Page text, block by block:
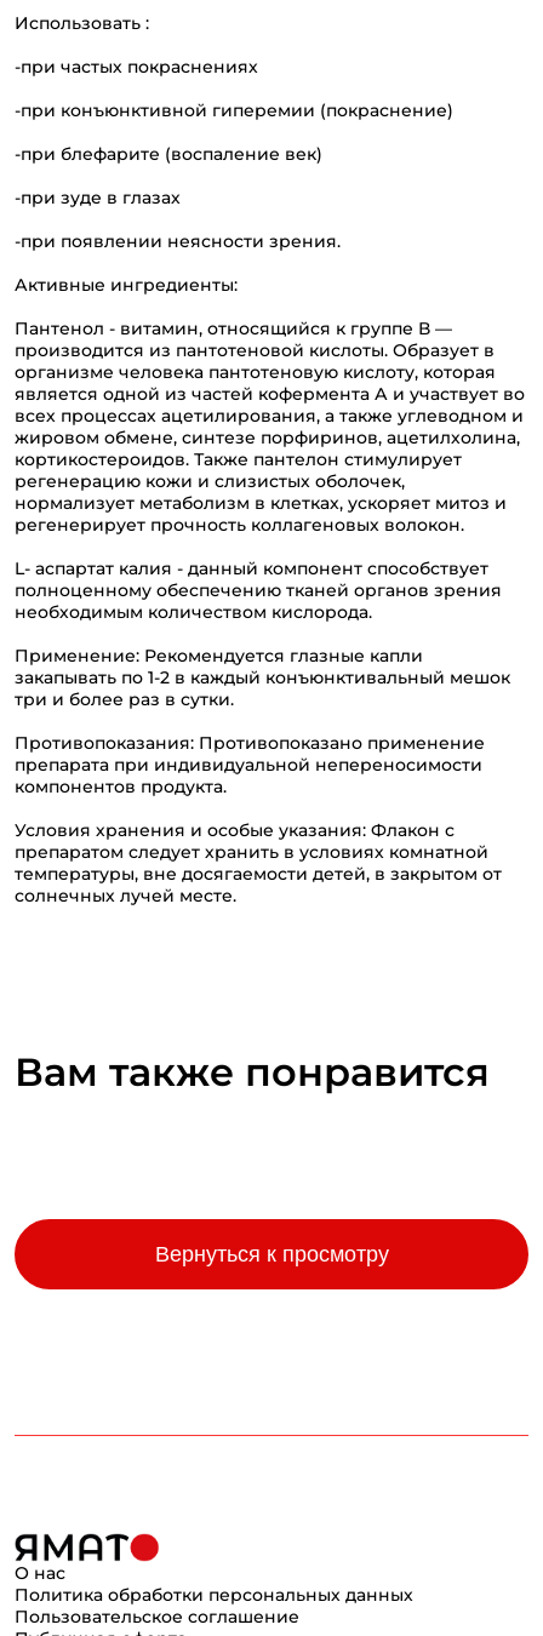
Использовать :
-при частых покраснениях
-при конъюнктивной гиперемии (покраснение)
-при блефарите (воспаление век)
-при зуде в глазах
-при появлении неясности зрения.
Активные ингредиенты:
Пантенол - витамин, относящийся к группе В —
производится из пантотеновой кислоты. Образует в
организме человека пантотеновую кислоту, которая
является одной из частей кофермента А и участвует во
всех процессах ацетилирования, а также углеводном и
жировом обмене, синтезе порфиринов, ацетилхолина,
кортикостероидов. Также пантелон стимулирует
регенерацию кожи и слизистых оболочек,
нормализует метаболизм в клетках, ускоряет митоз и
регенерирует прочность коллагеновых волокон.
L- аспартат калия - данный компонент способствует
полноценному обеспечению тканей органов зрения
необходимым количеством кислорода.
Применение: Рекомендуется глазные капли
закапывать по 1-2 в каждый конъюнктивальный мешок
три и более раз в сутки.
Противопоказания: Противопоказано применение
препарата при индивидуальной непереносимости
компонентов продукта.
Условия хранения и особые указания: Флакон с
препаратом следует хранить в условиях комнатной
температуры, вне досягаемости детей, в закрытом от
солнечных лучей месте.
Вам также понравится
Вернуться к просмотру
О нас
Политика обработки персональных данных
Пользовательское соглашение